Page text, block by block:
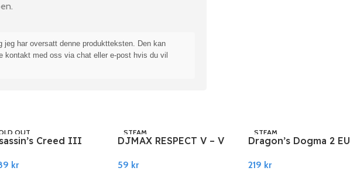
jeg har oversatt denne produktteksten. Den kan
kontakt med oss via chat eller e-post hvis du vil
OUT
Creed III
kr
STEAM
DJMAX RESPECT V – V
DLC PC Steam
59 kr
STEAM
Dragon’s Dogma 2 EU
219 kr